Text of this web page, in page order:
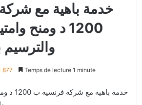
خدمة باهية مع
1200 د ومنح
والترسيم بعد
877 Temps de lecture 1 minute